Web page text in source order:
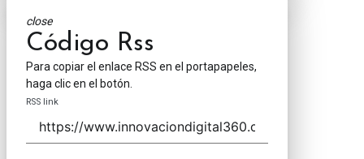
close
Código Rss
Para copiar el enlace RSS en el portapapeles,
haga clic en el botón.
RSS link